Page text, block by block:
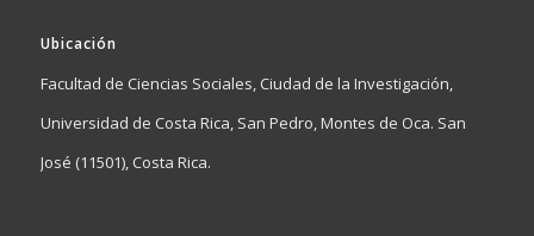
Ubicación
Facultad de Ciencias Sociales, Ciudad de la Investigación,
Universidad de Costa Rica, San Pedro, Montes de Oca. San
José (11501), Costa Rica.